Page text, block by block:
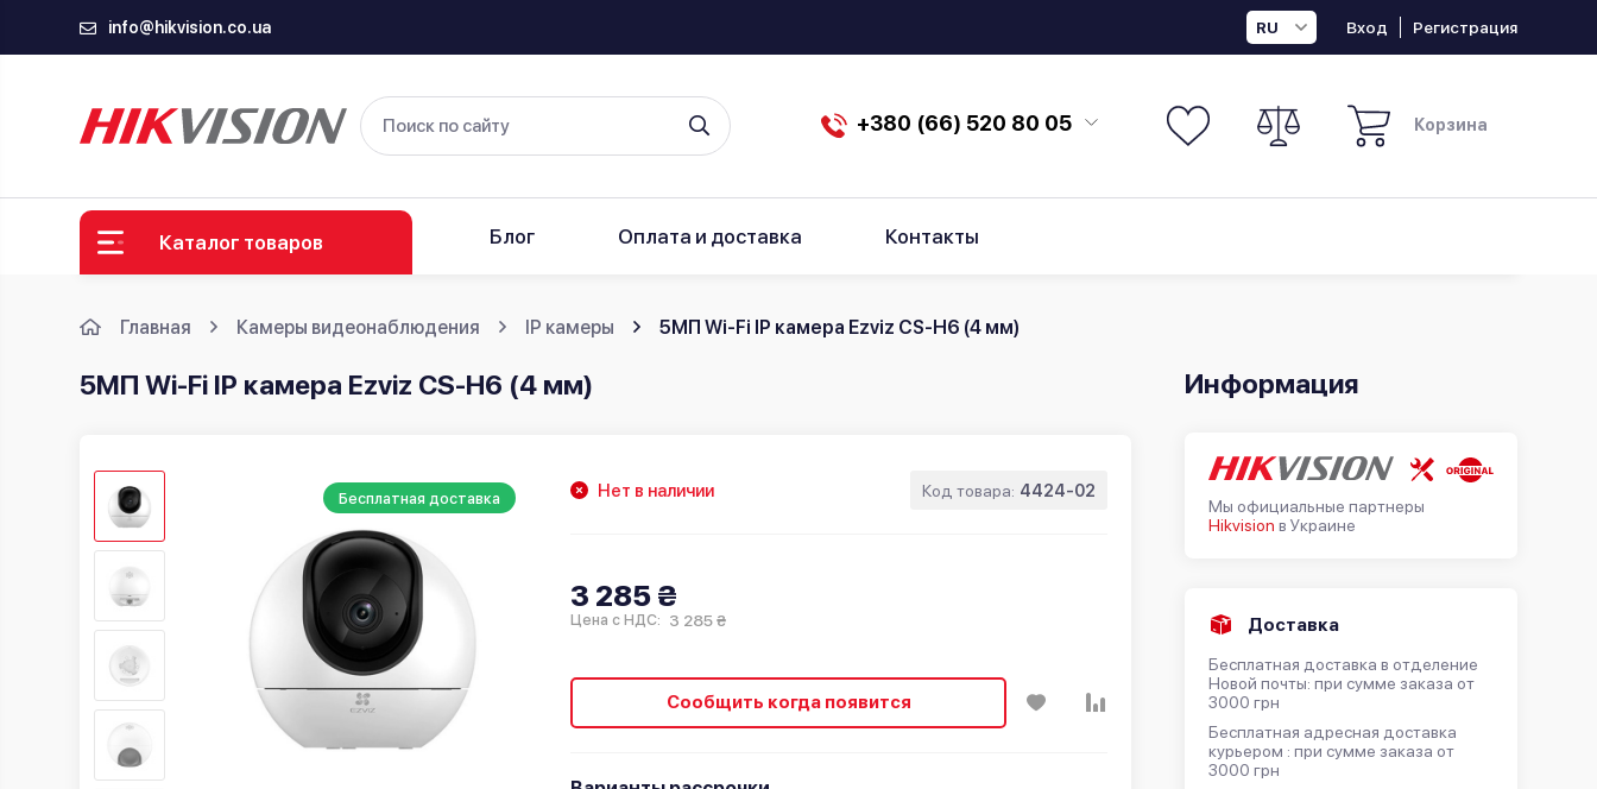
info@hikvision.co.ua RU Вход Регистрация
+380 (66) 520 80 05 Корзина
Каталог товаров Блог Оплата и доставка Контакты
Главная Камеры видеонаблюдения IP камеры 5МП Wi-Fi IP камера Ezviz CS-H6 (4 мм)
Информация
Мы официальные партнеры
Hikvision в Украине
Доставка
Бесплатная доставка в отделение
Новой почты: при сумме заказа от
3000 грн
Бесплатная адресная доставка
курьером : при сумме заказа от
3000 грн
5МП Wi-Fi IP камера Ezviz CS-H6 (4 мм)
Бесплатная доставка Нет в наличии Код товара: 4424-02
3 285 ₴
Цена с НДС: 3 285 ₴
Сообщить когда появится